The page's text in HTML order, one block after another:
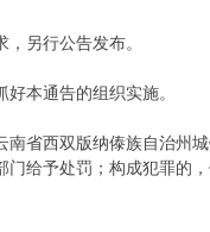
另行公告发布。
本通告的组织实施。
省西双版纳傣族自治州
给予处罚；构成犯罪的